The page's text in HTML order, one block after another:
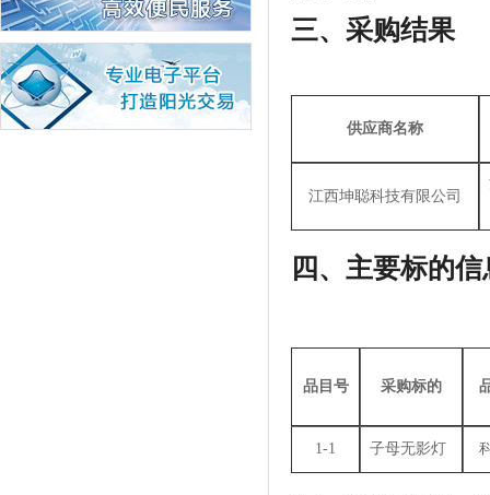
三、采购结果
供应商名称
江西坤聪科技有限公司
四、 主要标的信
品目号 采购标的
1-1 子母无影灯